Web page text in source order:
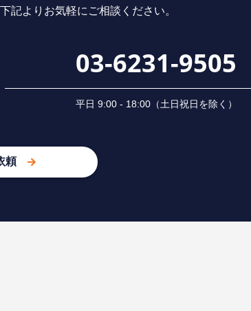
記よりお気軽にご相談ください。
03-6231-9505
平⽇ 9:00 - 18:00（⼟⽇祝⽇を除く）
頼